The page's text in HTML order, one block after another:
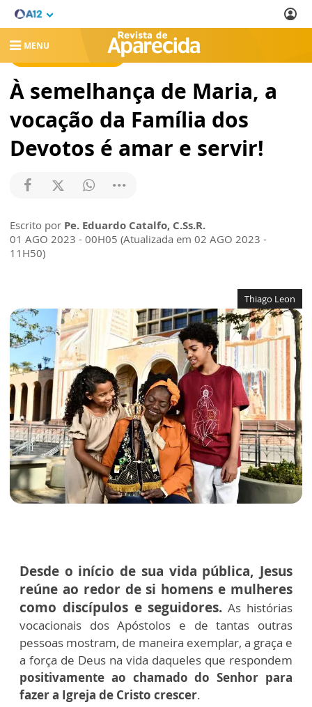
MENU
REVISTA DE APARECIDA
À semelhança de Maria, a
vocação da Família dos
Devotos é amar e servir!
Escrito por Pe. Eduardo Catalfo, C.Ss.R.
01 AGO 2023 - 00H05 (Atualizada em 02 AGO 2023 -
11H50)
Thiago Leon
Desde o início de sua vida pública, Jesus
reúne ao redor de si homens e mulheres
como discípulos e seguidores. As histórias
vocacionais dos Apóstolos e de tantas outras
pessoas mostram, de maneira exemplar, a graça e
a força de Deus na vida daqueles que respondem
positivamente ao chamado do Senhor para
fazer a Igreja de Cristo crescer.